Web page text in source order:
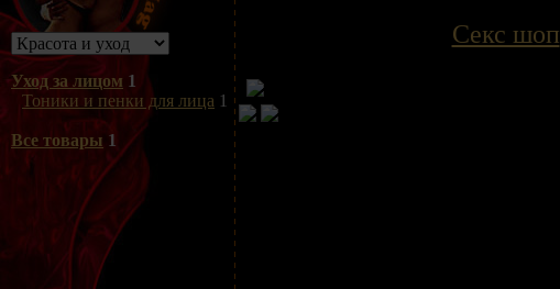
Уход за лицом 1
Тоники и пенки для лица 1
Все товары 1
Секс шоп